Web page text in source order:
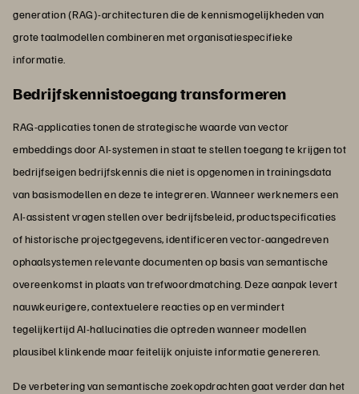
generation (RAG)-architecturen die de kennismogelijkheden van
grote taalmodellen combineren met organisatiespecifieke
informatie.
Bedrijfskennistoegang transformeren
RAG-applicaties tonen de strategische waarde van vector
embeddings door AI-systemen in staat te stellen toegang te krijgen tot
bedrijfseigen bedrijfskennis die niet is opgenomen in trainingsdata
van basismodellen en deze te integreren. Wanneer werknemers een
AI-assistent vragen stellen over bedrijfsbeleid, productspecificaties
of historische projectgegevens, identificeren vector-aangedreven
ophaalsystemen relevante documenten op basis van semantische
overeenkomst in plaats van trefwoordmatching. Deze aanpak levert
nauwkeurigere, contextuelere reacties op en vermindert
tegelijkertijd AI-hallucinaties die optreden wanneer modellen
plausibel klinkende maar feitelijk onjuiste informatie genereren.
De verbetering van semantische zoekopdrachten gaat verder dan het